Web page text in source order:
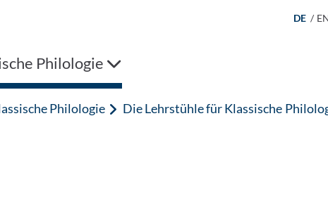
DE /
Philologie
Philologie Die Lehrstühle für Klassische